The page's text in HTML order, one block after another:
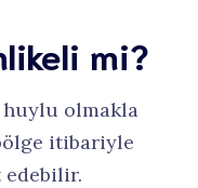
mi?
olmakla
itibariyle
edebilir.